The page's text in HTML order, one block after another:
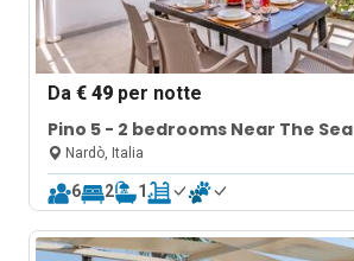
Da€ 49 per notte
Pino 5 - 2 bedrooms Near The Sea
Nardò, Italia
6 2 1